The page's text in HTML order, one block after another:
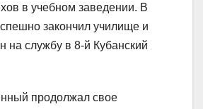
в учебном заведении. В
закончил училище и
на службу в 8-й Кубанский
продолжал свое